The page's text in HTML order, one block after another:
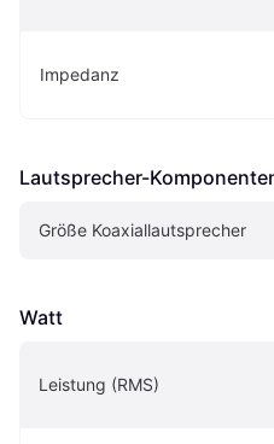
Impedanz
Lautsprecher-
Größe Koaxiallautsprecher
Watt
Leistung (RMS)